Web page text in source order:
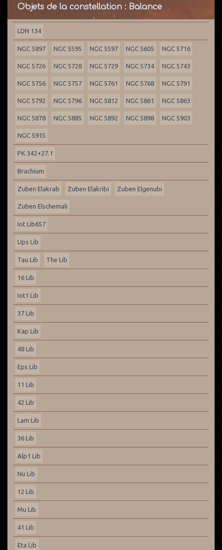
Objets de la constellation : Balance
LDN 134
NGC 5897 NGC 5595 NGC 5597 NGC 5605 NGC 5716
NGC 5726 NGC 5728 NGC 5729 NGC 5734 NGC 5743
NGC 5756 NGC 5757 NGC 5761 NGC 5768 NGC 5791
NGC 5792 NGC 5796 NGC 5812 NGC 5861 NGC 5863
NGC 5878 NGC 5885 NGC 5892 NGC 5898 NGC 5903
NGC 5915
PK 342+27.1
Brachium
Zuben Elakrab Zuben Elakribi Zuben Elgenubi
Zuben Elschemali
Iot Lib657
Ups Lib
Tau Lib The Lib
16 Lib
Iot1 Lib
37 Lib
Kap Lib
48 Lib
Eps Lib
11 Lib
42 Lib
Lam Lib
36 Lib
Alp1 Lib
Nu Lib
12 Lib
Mu Lib
41 Lib
Eta Lib